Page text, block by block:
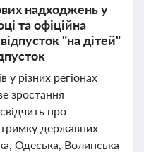
надходжень у
та офіційна
"на дітей"
у різних регіонах
зростання
про
державних
Одеська, Волинська